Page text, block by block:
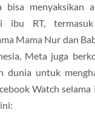
bisa menyaksikan
ibu RT,
Mama Nur dan
Meta juga
dunia untuk
Watch selama